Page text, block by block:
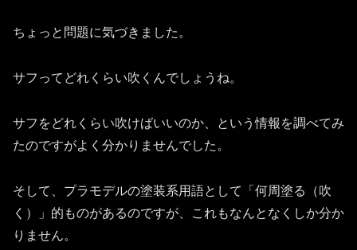
ちょっと問題に気づきました。
サフってどれくらい吹くんでしょうね。
サフをどれくらい吹けばいいのか、という情報を調べてみ
たのですがよく分かりませんでした。
そして、プラモデルの塗装系用語として「何周塗る（吹
く）」的ものがあるのですが、これもなんとなくしか分か
りません。